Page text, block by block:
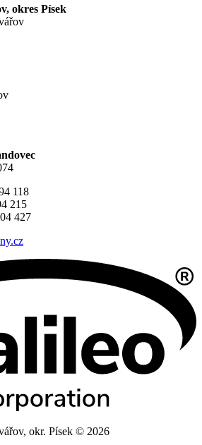
okres Písek
118
215
427
okr. Písek © 2026